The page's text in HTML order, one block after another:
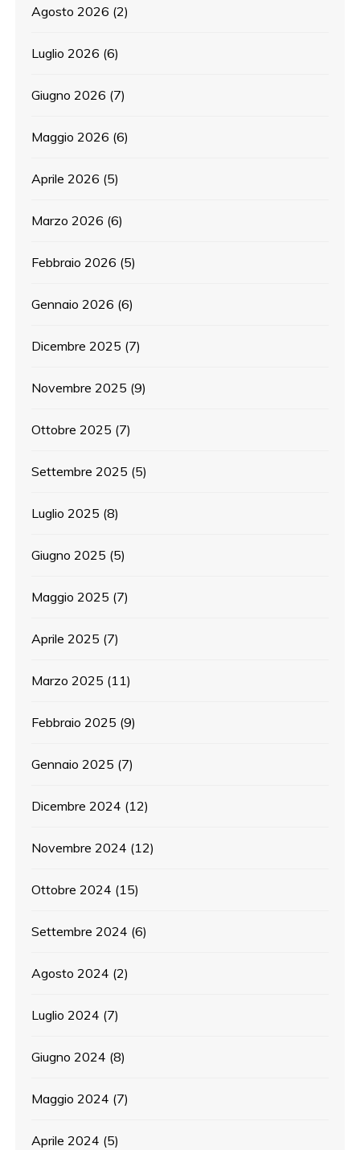
Agosto 2026 (2)
Luglio 2026 (6)
Giugno 2026 (7)
Maggio 2026 (6)
Aprile 2026 (5)
Marzo 2026 (6)
Febbraio 2026 (5)
Gennaio 2026 (6)
Dicembre 2025 (7)
Novembre 2025 (9)
Ottobre 2025 (7)
Settembre 2025 (5)
Luglio 2025 (8)
Giugno 2025 (5)
Maggio 2025 (7)
Aprile 2025 (7)
Marzo 2025 (11)
Febbraio 2025 (9)
Gennaio 2025 (7)
Dicembre 2024 (12)
Novembre 2024 (12)
Ottobre 2024 (15)
Settembre 2024 (6)
Agosto 2024 (2)
Luglio 2024 (7)
Giugno 2024 (8)
Maggio 2024 (7)
Aprile 2024 (5)